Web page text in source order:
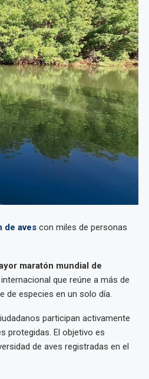
de aves con miles de personas
maratón mundial de
que reúne a más de
de especies en un solo día.
participan activamente
protegidas. El objetivo es
de aves registradas en el